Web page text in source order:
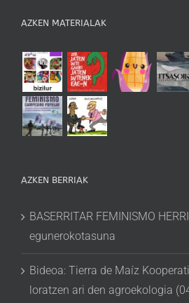
AZKEN MATERIALAK
AZKEN BERRIAK
BASERRITAR FEMINISMO
egunerokotasuna
Bideoa: Tierra de Maíz
loratzen ari den agroekologia